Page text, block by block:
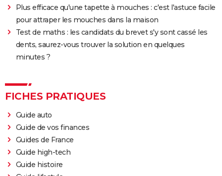
Plus efficace qu'une tapette à mouches : c'est l'astuce facile
pour attraper les mouches dans la maison
Test de maths : les candidats du brevet s'y sont cassé les
dents, saurez-vous trouver la solution en quelques
minutes ?
FICHES PRATIQUES
Guide auto
Guide de vos finances
Guides de France
Guide high-tech
Guide histoire